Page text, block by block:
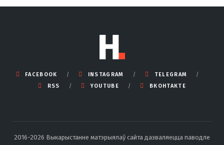
FACEBOOK INSTAGRAM
TELEGRAM
RSS
YOUTUBE ВКОНТАКТЕ
2016-2026 Выкарыстанне матэрыялаў сайта дазваляецца паводле